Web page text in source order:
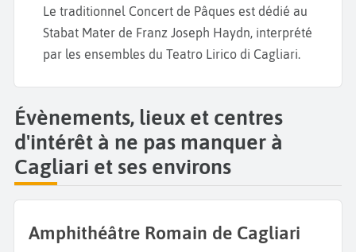
Le traditionnel Concert de Pâques est dédié au
Stabat Mater de Franz Joseph Haydn, interprété
par les ensembles du Teatro Lirico di Cagliari.
Évènements, lieux et centres
d'intérêt à ne pas manquer à
Cagliari et ses environs
Amphithéâtre Romain de Cagliari